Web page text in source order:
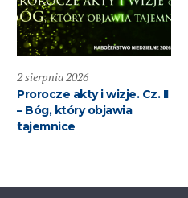
2 sierpnia 2026
Prorocze akty i wizje. Cz. II
– Bóg, który objawia
tajemnice